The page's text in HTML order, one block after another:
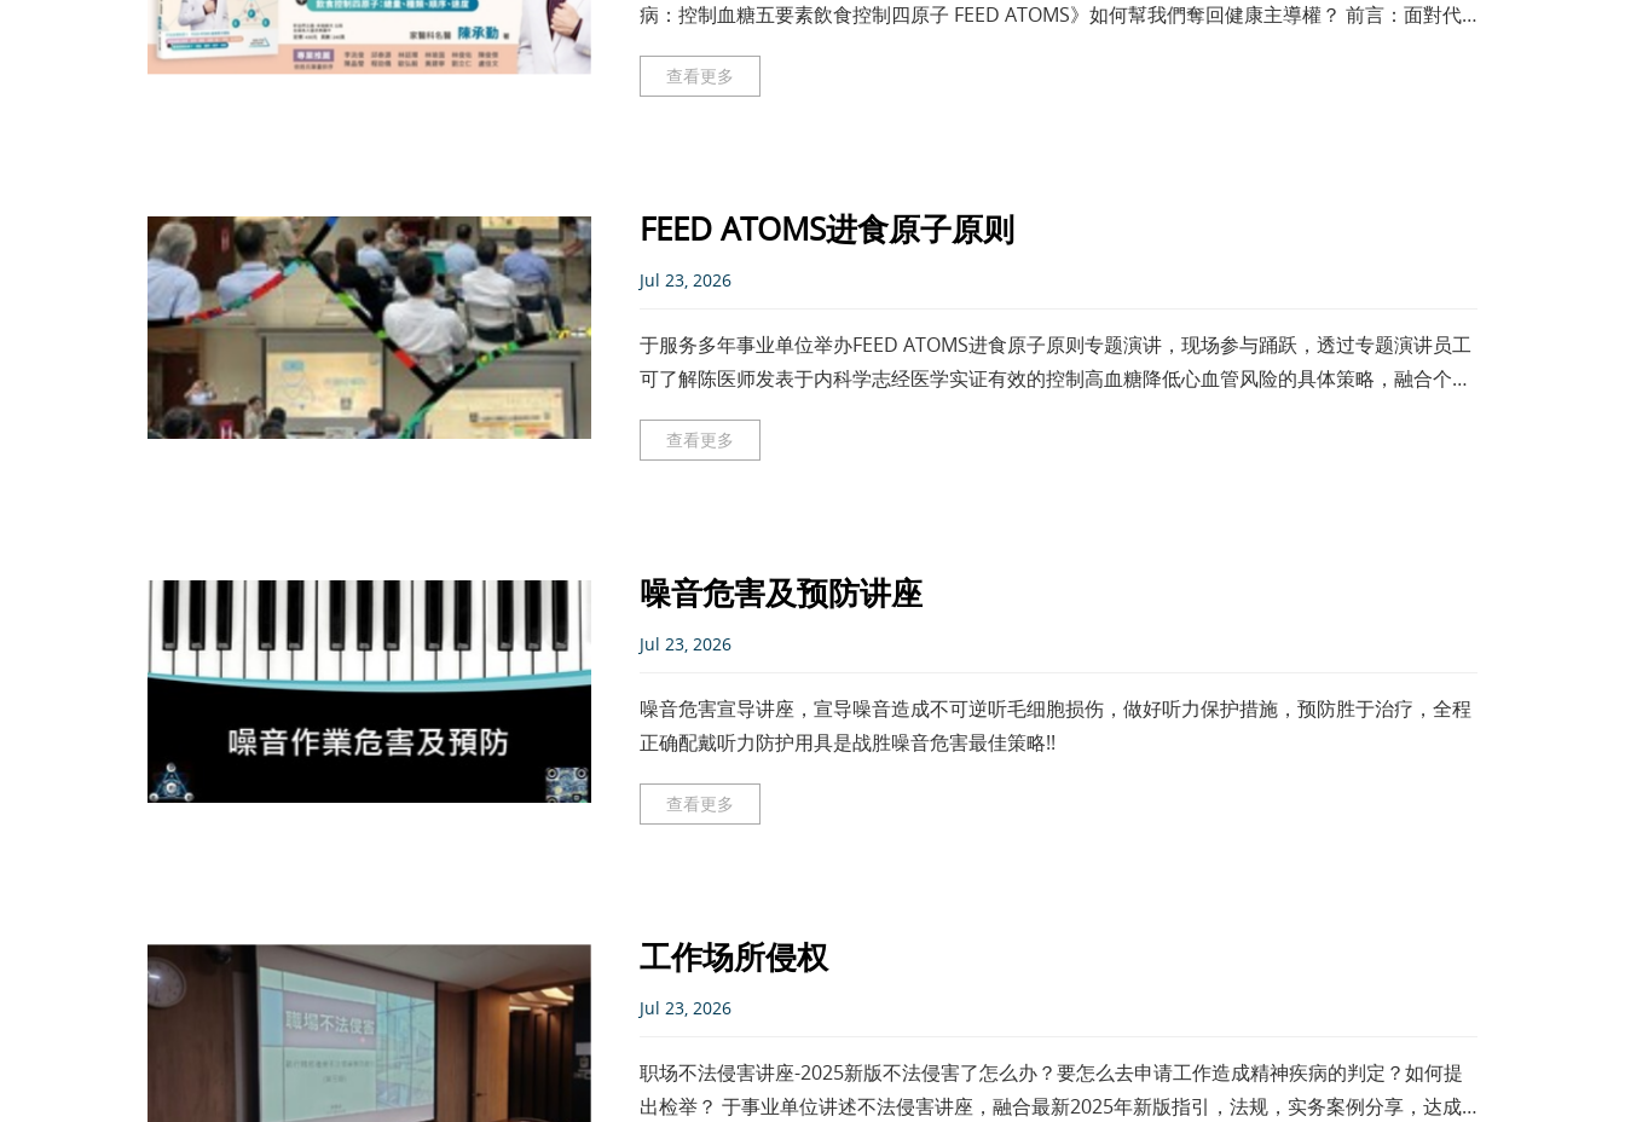
病：控制血糖五要素飲食控制四原子 FEED ATOMS》如何幫我們奪回健康主導權？ 前言：面對代
謝症候
查看更多
FEED ATOMS进食原子原则
Jul 23, 2026
于服务多年事业单位举办FEED ATOMS进食原子原则专题演讲，现场参与踊跃，透过专题演讲员工
可了解陈医师发表于内科学志经医学实证有效的控制高血糖降低心血管风险的具体策略，融合个人
化风险评估及卫教，正
查看更多
噪音危害及预防讲座
Jul 23, 2026
噪音危害宣导讲座，宣导噪音造成不可逆听毛细胞损伤，做好听力保护措施，预防胜于治疗，全程
正确配戴听力防护用具是战胜噪音危害最佳策略!!
查看更多
工作场所侵权
Jul 23, 2026
职场不法侵害讲座-2025新版不法侵害了怎么办？要怎么去申请工作造成精神疾病的判定？如何提
出检举？ 于事业单位讲述不法侵害讲座，融合最新2025年新版指引，法规，实务案例分享，达成